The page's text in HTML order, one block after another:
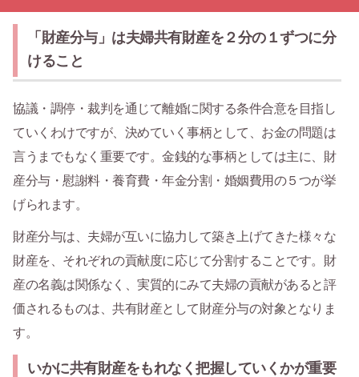
「財産分与」は夫婦共有財産を２分の１ずつに分
けること
協議・調停・裁判を通じて離婚に関する条件合意を目指し
ていくわけですが、決めていく事柄として、お金の問題は
言うまでもなく重要です。金銭的な事柄としては主に、財
産分与・慰謝料・養育費・年金分割・婚姻費用の５つが挙
げられます。
財産分与は、夫婦が互いに協力して築き上げてきた様々な
財産を、それぞれの貢献度に応じて分割することです。財
産の名義は関係なく、実質的にみて夫婦の貢献があると評
価されるものは、共有財産として財産分与の対象となりま
す。
いかに共有財産をもれなく把握していくかが重要